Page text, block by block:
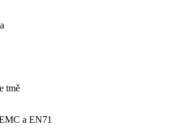
tmě
a EN71